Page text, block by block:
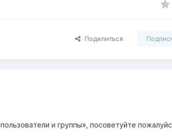
Поделиться
и группы», посоветуйте